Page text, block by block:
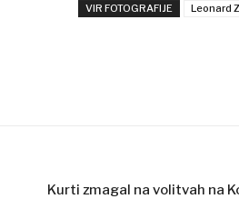
VIR FOTOGRAFIJE Leonard
Kurti zmagal na volitvah na